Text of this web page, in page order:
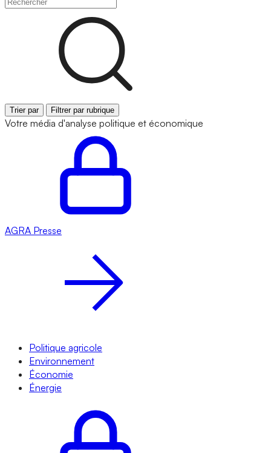
Trier par Filtrer par rubrique
Votre média d'analyse politique et économique
AGRA Presse
Politique agricole
Environnement
Économie
Énergie